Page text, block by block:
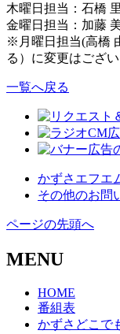
木曜日担当：石橋
金曜日担当：加藤
※月曜日担当(高橋
る）に変更はござい
一覧へ戻る
かずさエフエ
その他のお問
ページの先頭へ
MENU
HOME
番組表
かずさどこで